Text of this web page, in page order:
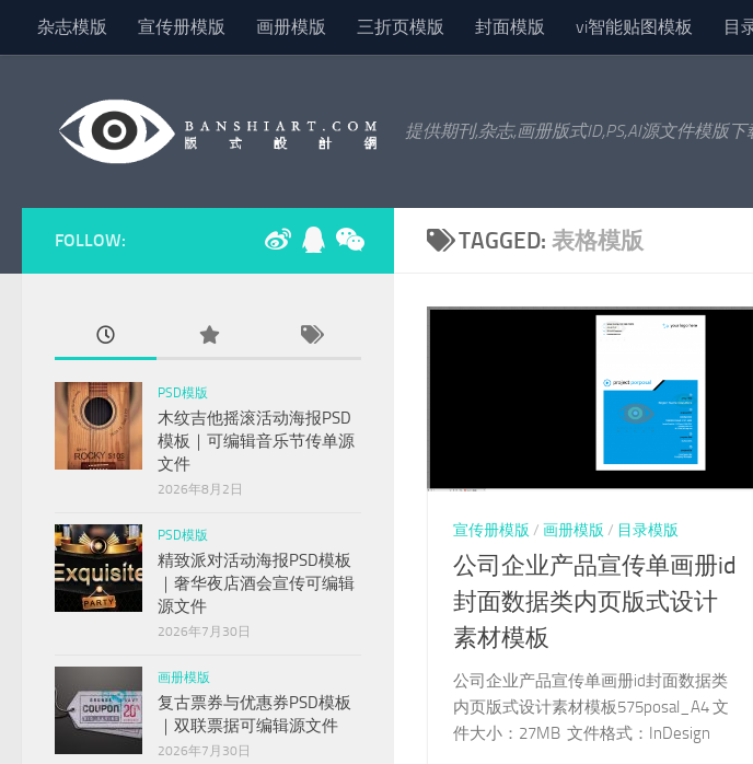
Skip to content
杂志模版 宣传册模版 画册模版 三折页模版 封面模版 vi智能贴图模板 目
提供期刊,杂志,画册版式ID,PS,AI源文件模版
TAGGED: 表格模版
宣传册模版 / 画册模版 / 目录模版
公司企业产品宣传单画册id
封面数据类内页版式设计
素材模板
公司企业产品宣传单画册id封面数据类
内页版式设计素材模板575posal_A4 文
件大小：27MB 文件格式：InDesign
FOLLOW:
PSD模版
木纹吉他摇滚活动海报PSD
模板｜可编辑音乐节传单源
文件
2026年8月2日
PSD模版
精致派对活动海报PSD模板
｜奢华夜店酒会宣传可编辑
源文件
2026年7月30日
画册模版
复古票券与优惠券PSD模板
｜双联票据可编辑源文件
2026年7月30日